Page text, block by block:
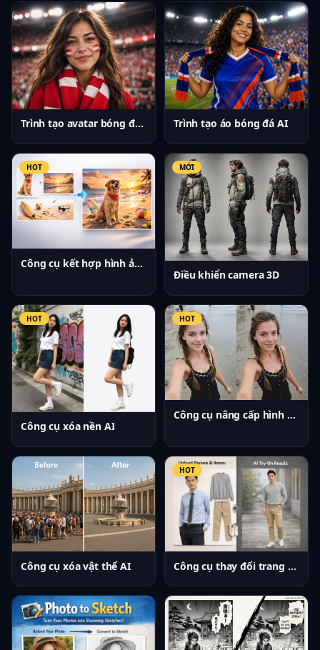
Trình tạo avatar bóng đá AI Trình tạo áo bóng đá AI
HOT
Công cụ kết hợp hình ảnh AI
MỚI
Điều khiển camera 3D
HOT
Công cụ xóa nền AI
HOT
Công cụ nâng cấp hình ảnh AI
Công cụ xóa vật thể AI
HOT
Công cụ thay đổi trang phục AI